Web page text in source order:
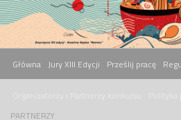
Główna Jury XIII Edycji Prześlij pracę
PARTNERZY